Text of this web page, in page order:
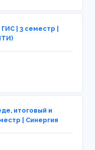
| 3 семестр |
итоговый и
| Синергия